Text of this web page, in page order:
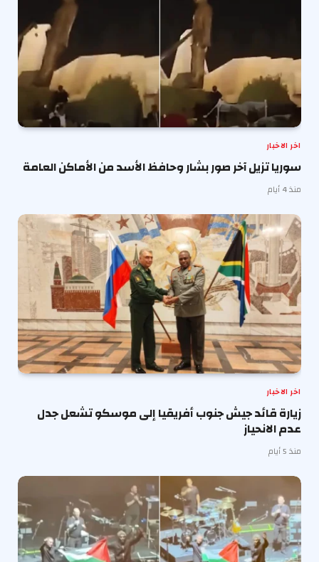
اخر الاخبار
سوريا تزيل آخر صور بشار وحافظ الأسد من الأماكن العامة
منذ 4 أيام
اخر الاخبار
زيارة قائد جيش جنوب أفريقيا إلى موسكو تشعل جدل
عدم الانحياز
منذ 5 أيام